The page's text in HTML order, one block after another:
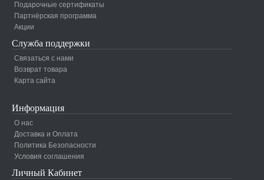
Подарочные сертификаты
Партнёрская программа
Акции
Служба поддержки
Связаться с нами
Возврат товара
Карта сайта
Информация
О нас
Доставка и Оплата
Политика Безопасности
Условия соглашения
Личный Кабинет